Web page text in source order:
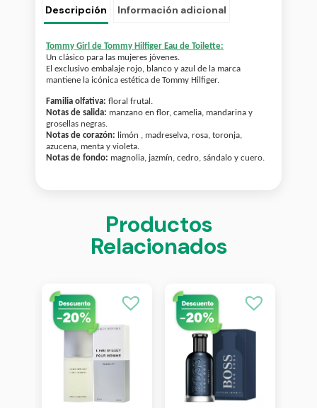
Descripción Información adicional
Tommy Girl de Tommy Hilfiger Eau de Toilette:
Un clásico para las mujeres jóvenes.
El exclusivo embalaje rojo, blanco y azul de la marca
mantiene la icónica estética de Tommy Hilfiger.
Familia olfativa: floral frutal.
Notas de salida: manzano en flor, camelia, mandarina y
grosellas negras.
Notas de corazón: limón , madreselva, rosa, toronja,
azucena, menta y violeta.
Notas de fondo: magnolia, jazmín, cedro, sándalo y cuero.
Productos
Relacionados